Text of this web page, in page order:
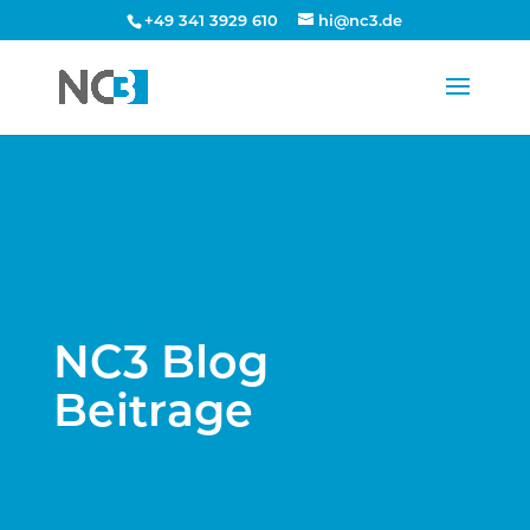
+49 341 3929 610 hi@nc3.de
NC3 Blog
Beitrage